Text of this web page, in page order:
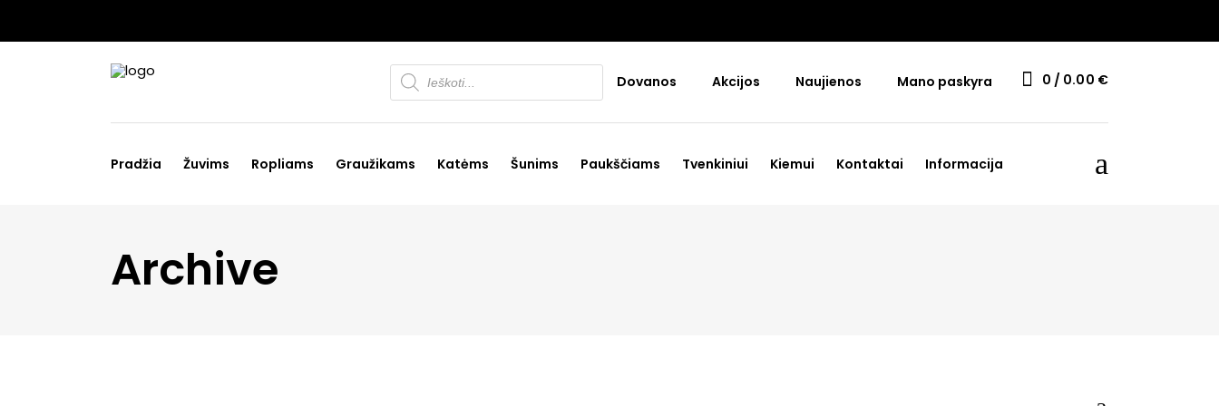
Products
search Dovanos Akcijos Naujienos Mano paskyra 0 0.00 €
Pradžia Žuvims Ropliams Graužikams Katėms Šunims Paukščiams Tvenkiniui Kiemui Kontaktai Informacija
Archive